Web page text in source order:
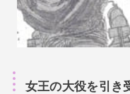
女王の大役を引き